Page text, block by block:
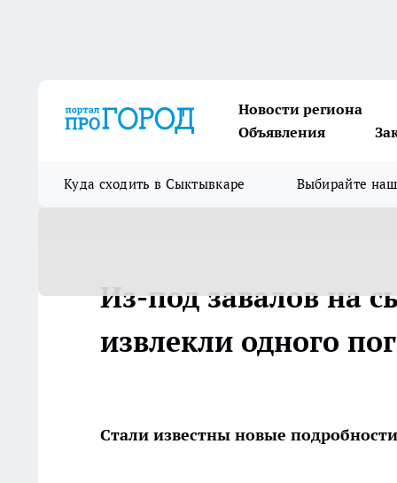
Новости региона
Объявления
Куда сходить в Сыктывкаре Выбирайте
Из-под завалов на
извлекли одного
Стали известны новые